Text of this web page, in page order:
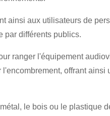
ainsi aux utilisateurs de
par différents publics.
ranger l'équipement
offrant
le bois ou le plastique
×
×